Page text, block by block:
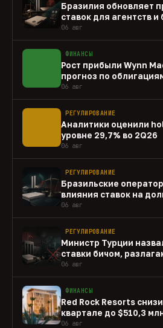
Бразилия обновляет
ставок для агентств и
06 авг
ФИНАНСЫ
Рост прибыли Wynn
прогноз по
capex
06 авг
РЕГУЛИРОВАНИЕ
Аналитики оценили
уровне 29,7% во 2Q26
06 авг
РЕГУЛИРОВАНИЕ
Бразильские
влияния ставок на
06 авг
РЕГУЛИРОВАНИЕ
Министр Турции
ставки бичом,
06 авг
ФИНАНСЫ
Red Rock Resorts
квартале до $510,3
06 авг